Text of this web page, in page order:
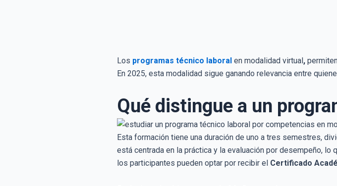
Los programas técnico laboral en modalidad virtual,
En 2025, esta modalidad sigue ganando relevancia entre
Qué distingue a un
Esta formación tiene una duración de uno a tres semestres,
está centrada en la práctica y la evaluación por desempeño,
los participantes pueden optar por recibir el Certificado